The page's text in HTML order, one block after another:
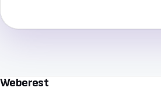
Weberest